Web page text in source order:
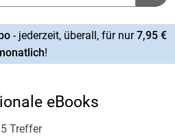
- jederzeit, überall, für nur7,95 €
!
eBooks
5 Treffer